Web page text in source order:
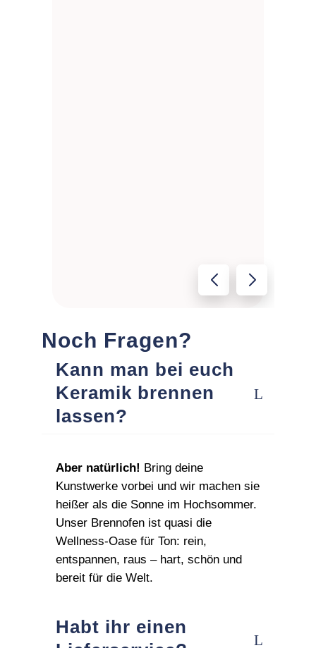
Noch Fragen?
Kann man bei euch
Keramik brennen
lassen?
Aber natürlich! Bring deine
Kunstwerke vorbei und wir machen sie
heißer als die Sonne im Hochsommer.
Unser Brennofen ist quasi die
Wellness‑Oase für Ton: rein,
entspannen, raus – hart, schön und
bereit für die Welt.
Habt ihr einen